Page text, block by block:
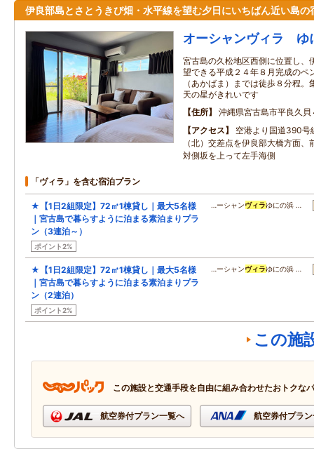
伊良部島とさとうきび畑・水平線を望む夕日にいちばん近い島の
オーシャンヴィラ ゆ
宮古島の久松地区西側に位置し、
望できる平成２４年８月完成のペ
（あかばま）までは徒歩８分程
天の星がきれいです
住所
沖縄県宮古島市平良久貝
アクセス
空港より国道390号
（北）交差点を伊良部大橋方面、
対側坂を上って左手海側
「ヴィラ」を含む宿泊プラン
★【1日2組限定】72㎡1棟貸し｜最大5名様
｜宮古島で暮らすように泊まる素泊まりプラ
ン（3連泊～）
ポイント2%
…ーシャンヴィラゆにの浜 …
★【1日2組限定】72㎡1棟貸し｜最大5名様
｜宮古島で暮らすように泊まる素泊まりプラ
ン（2連泊）
ポイント2%
…ーシャンヴィラゆにの浜 …
この施
この施設と交通手段を自由に組み合わせたおトクな
航空券付プラン一覧へ 航空券付プラ